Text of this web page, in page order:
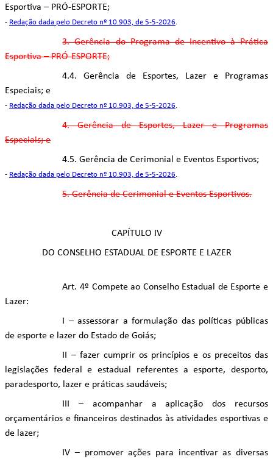
Esportiva – PRÓ-ESPORTE;
- Redação dada pelo Decreto nº 10.903, de 5-5-2026.
3. Gerência do Programa de Incentivo à Prática
Esportiva – PRÓ-ESPORTE;
4.4. Gerência de Esportes, Lazer e Programas
Especiais; e
- Redação dada pelo Decreto nº 10.903, de 5-5-2026.
4. Gerência de Esportes, Lazer e Programas
Especiais; e
4.5. Gerência de Cerimonial e Eventos Esportivos;
- Redação dada pelo Decreto nº 10.903, de 5-5-2026.
5. Gerência de Cerimonial e Eventos Esportivos.
CAPÍTULO IV
DO CONSELHO ESTADUAL DE ESPORTE E LAZER
Art. 4º Compete ao Conselho Estadual de Esporte e
Lazer:
I – assessorar a formulação das políticas públicas
de esporte e lazer do Estado de Goiás;
II – fazer cumprir os princípios e os preceitos das
legislações federal e estadual referentes a esporte, desporto,
paradesporto, lazer e práticas saudáveis;
III – acompanhar a aplicação dos recursos
orçamentários e financeiros destinados às atividades esportivas e
de lazer;
IV – promover ações para incentivar as diversas